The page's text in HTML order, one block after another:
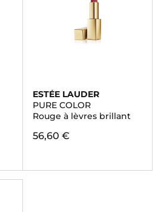
ESTÉE LAUDER
PURE COLOR
Rouge à lèvres brillant
56,60 €